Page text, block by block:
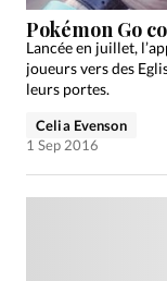
Pokémon Go
Lancée en juillet,
joueurs vers des
leurs portes.
Celia Evenson
1 Sep 2016